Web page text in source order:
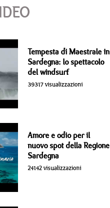
Tempesta di Maestrale in
Sardegna: lo spettacolo
del windsurf
39317 visualizzazioni
Amore e odio per il
nuovo spot della Regione
Sardegna
24142 visualizzazioni